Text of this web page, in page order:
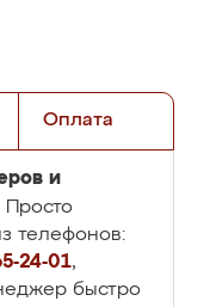
Оплата
и
телефонов:
24-01,
быстро